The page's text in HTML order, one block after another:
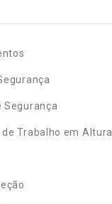
Segurança
Trabalho em Altura